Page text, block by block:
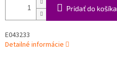
Pridať do košíka
E043233
Detailné informácie